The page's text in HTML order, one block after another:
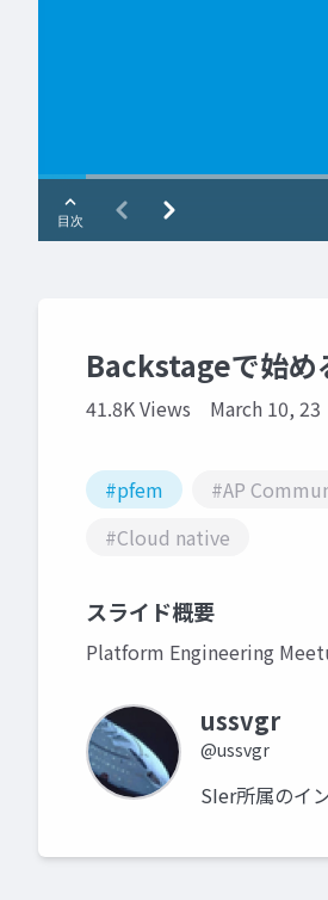
Backstageで始め
41.8K Views March 10, 23
#pfem #AP
#Cloud native
スライド概要
Platform Engineering
ussvgr
@ussvgr
SIer所属のイ